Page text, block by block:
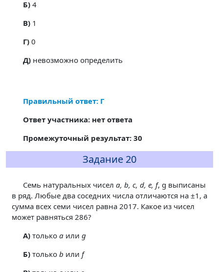
Б)4
В)1
Г)0
Д)невозможно определить
Правильный ответ: Г
Ответ участника: нет ответа
Промежуточный результат: 30
Задание 20
Семь натуральных чисел a, b, c, d, e, f, g выписаны
в ряд. Любые два соседних числа отличаются на ±1, а
сумма всех семи чисел равна 2017. Какое из чисел
может равняться 286?
A)только aили g
Б)только b или f